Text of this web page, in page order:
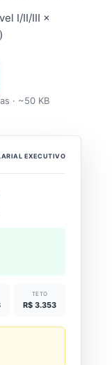
I/II/III ×
· ~50 KB
EXECUTIVO
TETO
R$ 3.353